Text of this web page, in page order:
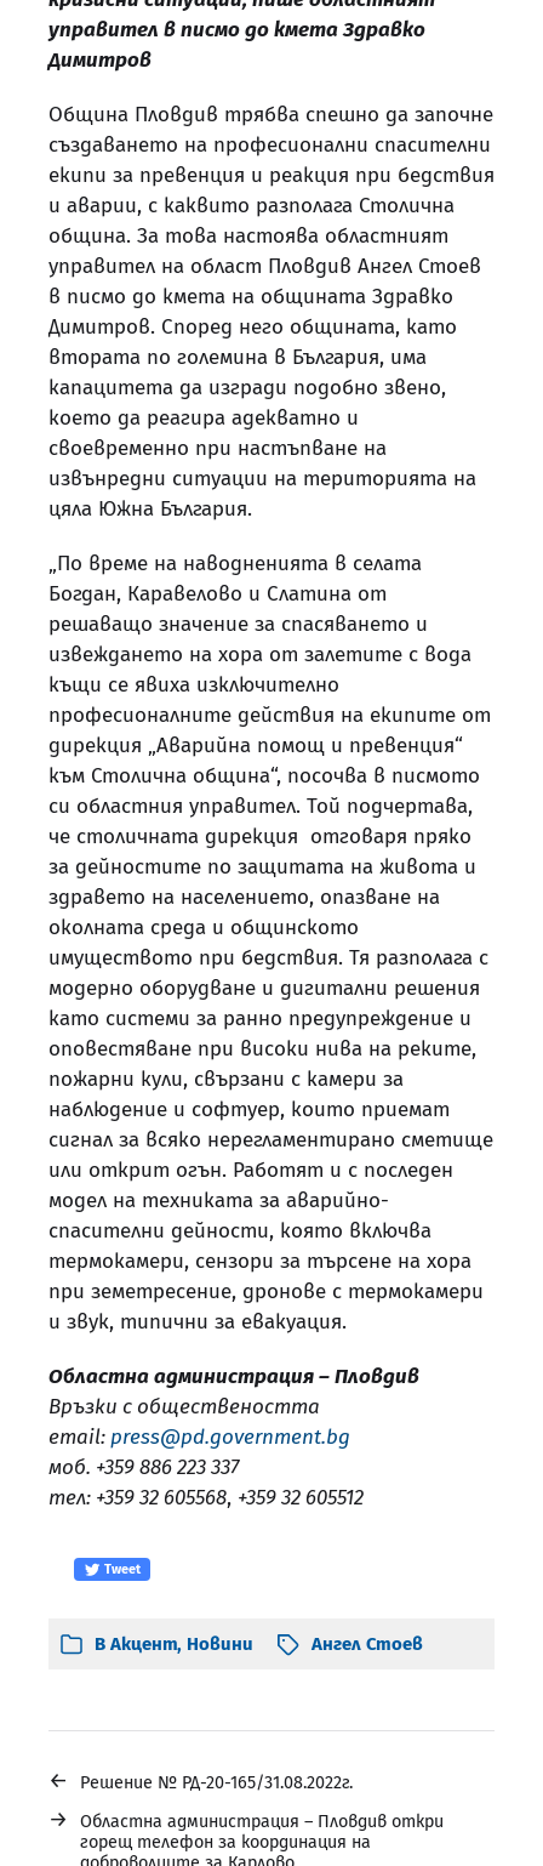
управител в писмо до кмета Здравко
Димитров
Община Пловдив трябва спешно да започне
създаването на професионални спасителни
екипи за превенция и реакция при бедствия
и аварии, с каквито разполага Столична
община. За това настоява областният
управител на област Пловдив Ангел Стоев
в писмо до кмета на общината Здравко
Димитров. Според него общината, като
втората по големина в България, има
капацитета да изгради подобно звено,
което да реагира адекватно и
своевременно при настъпване на
извънредни ситуации на територията на
цяла Южна България.
„По време на наводненията в селата
Богдан, Каравелово и Слатина от
решаващо значение за спасяването и
извеждането на хора от залетите с вода
къщи се явиха изключително
професионалните действия на екипите от
дирекция „Аварийна помощ и превенция“
към Столична община“, посочва в писмото
си областния управител. Той подчертава,
че столичната дирекция отговаря пряко
за дейностите по защитата на живота и
здравето на населението, опазване на
околната среда и общинското
имуществото при бедствия. Тя разполага с
модерно оборудване и дигитални решения
като системи за ранно предупреждение и
оповестяване при високи нива на реките,
пожарни кули, свързани с камери за
наблюдение и софтуер, които приемат
сигнал за всяко нерегламентирано сметище
или открит огън. Работят и с последен
модел на техниката за аварийно-
спасителни дейности, която включва
термокамери, сензори за търсене на хора
при земетресение, дронове с термокамери
и звук, типични за евакуация.
Областна администрация – Пловдив
Връзки с обществеността
email: press@pd.government.bg
моб. +359 886 223 337
тел: +359 32 605568, +359 32 605512
Tweet
В Акцент, Новини Ангел Стоев
← Решение № РД-20-165/31.08.2022г.
→
Областна администрация – Пловдив откри
горещ телефон за координация на